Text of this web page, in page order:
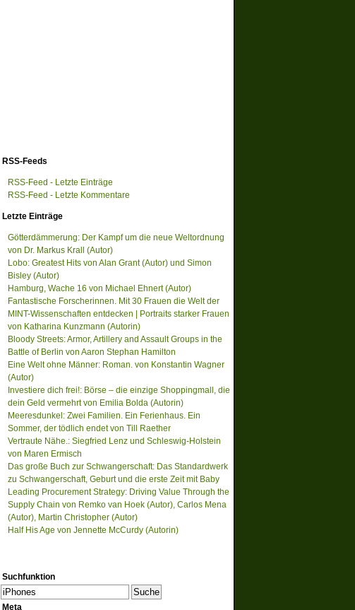
RSS-Feeds
RSS-Feed - Letzte Einträge
RSS-Feed - Letzte Kommentare
Letzte Einträge
Götterdämmerung: Der Kampf um die neue Weltordnung
von Dr. Markus Krall (Autor)
Lobo: Greatest Hits von Alan Grant (Autor) und Simon
Bisley (Autor)
Hamburg, Wache 16 von Michael Ehnert (Autor)
Fantastische Forscherinnen. Mit 30 Frauen die Welt der
MINT-Wissenschaften entdecken | Portraits starker Frauen
von Katharina Kunzmann (Autorin)
Bloody Streets: Armor, Artillery and Assault Groups in the
Battle of Berlin von Aaron Stephan Hamilton
Eine Welt ohne Männer: Roman. von Konstantin Wagner
(Autor)
Investiere dich frei!: Börse – die einzige Shoppingmall, die
dein Geld vermehrt von Emilia Bolda (Autorin)
Meeresdunkel: Zwei Familien. Ein Ferienhaus. Ein
Sommer, der tödlich endet von Till Raether
Vertraute Nähe.: Siegfried Lenz und Schleswig-Holstein
von Maren Ermisch
Das große Buch zur Schwangerschaft: Das Standardwerk
zu Schwangerschaft, Geburt und die erste Zeit mit Baby
Leading Procurement Strategy: Driving Value Through the
Supply Chain von Remko van Hoek (Autor), Carlos Mena
(Autor), Martin Christopher (Autor)
Half His Age von Jennette McCurdy (Autorin)
Suchfunktion
Meta